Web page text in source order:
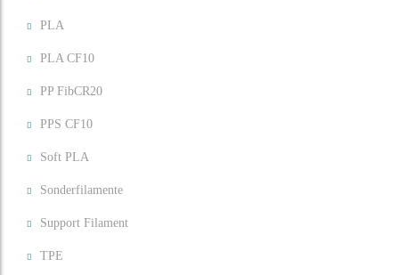
PLA
PLA CF10
PP FibCR20
PPS CF10
Soft PLA
Sonderfilamente
Support Filament
TPE